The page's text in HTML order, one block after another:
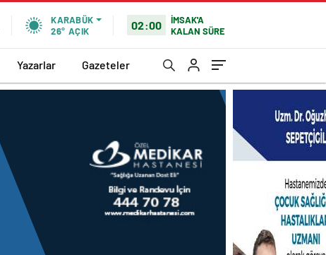
KARABÜK
26° AÇIK 02:00
İMSAK'A
KALAN SÜRE
Yazarlar Gazeteler